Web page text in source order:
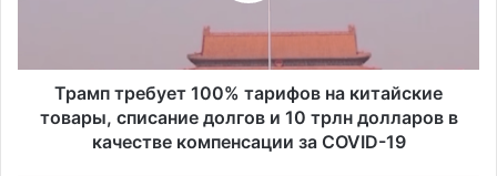
б
Трамп требует 100% тарифов на китайские
товары, списание долгов и 10 трлн долларов в
качестве компенсации за COVID-19